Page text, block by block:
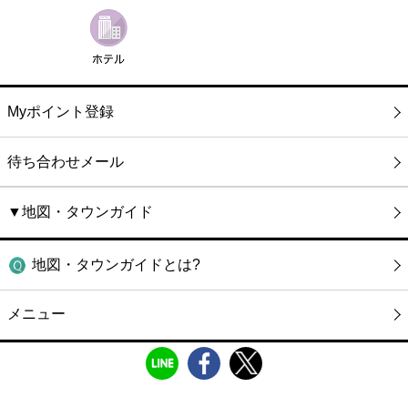
Myポイント登録
待ち合わせメール
▼地図・タウンガイド
地図・タウンガイドとは?
メニュー